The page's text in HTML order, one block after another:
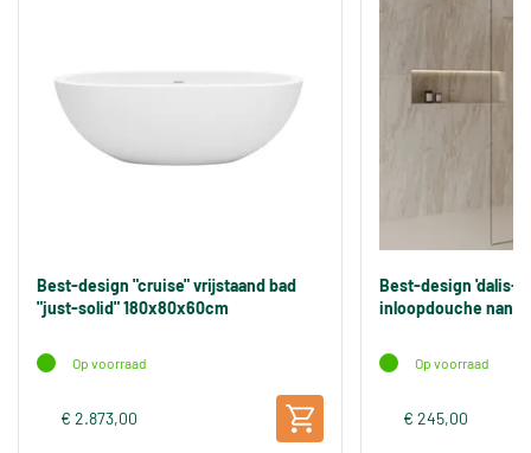
Best-design "cruise" vrijstaand bad
"just-solid" 180x80x60cm
Op voorraad
€ 2.873,00
Best-design 'dalis-
inloopdouche nano
Op voorraad
€ 245,00